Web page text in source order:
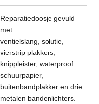
Reparatiedoosje gevuld
met:
ventielslang, solutie,
vierstrip plakkers,
knippleister, waterproof
schuurpapier,
buitenbandplakker en drie
metalen bandenlichters.